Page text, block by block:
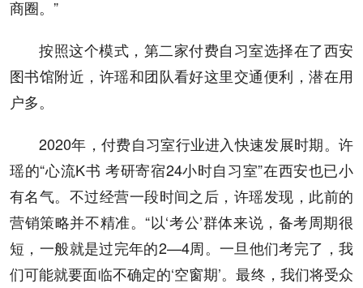
商圈。”
按照这个模式，第二家付费自习室选择在了西安
图书馆附近，许瑶和团队看好这里交通便利，潜在用
户多。
2020年，付费自习室行业进入快速发展时期。许
瑶的“心流K书 考研寄宿24小时自习室”在西安也已小
有名气。不过经营一段时间之后，许瑶发现，此前的
营销策略并不精准。“以‘考公’群体来说，备考周期很
短，一般就是过完年的2—4周。一旦他们考完了，我
们可能就要面临不确定的‘空窗期’。最终，我们将受众